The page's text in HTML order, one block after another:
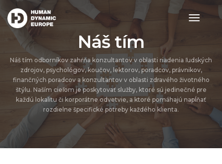
toggle
Náš tím
Náš tím odborníkov zahŕňa konzultantov v oblasti riadenia ľudských
zdrojov, psychológov, koučov, lektorov, poradcov, právnikov,
finančných poradcov a konzultantov v oblasti zdravého životného
štýlu. Naším cieľom je poskytovať služby, ktoré sú jedinečné pre
každú lokalitu či korporátne odvetvie, a ktoré pomáhajú napĺňať
rozdielne špecifické potreby každého klienta.